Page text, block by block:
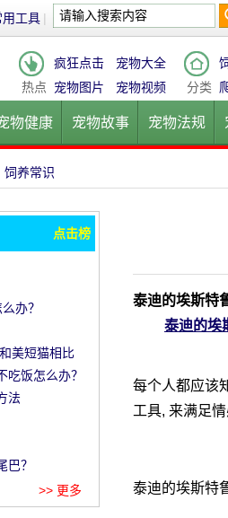
用工具 |
热点
疯狂点击
宠物大全
宠物图片
宠物视频 分类
物健康 宠物故事 宠物法规
物医院
饲养常识
泰迪的埃斯特
泰迪的埃
每个人都应该
工具, 来满足
泰迪的埃斯特
点击榜
办？
美短猫相比
饭怎么办？
法
巴？
>> 更多